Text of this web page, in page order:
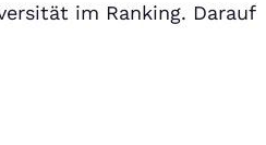
im Ranking. Darauf